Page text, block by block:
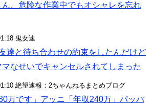
ん、危険な作業中でもオシャレを忘れ
鬼女速
達と待ち合わせの約束をしたんだけど
なせいでキャンセルされてしまった
絶望速報：2ちゃんねるまとめブログ
万です」アッニ「年収240万」パッパ